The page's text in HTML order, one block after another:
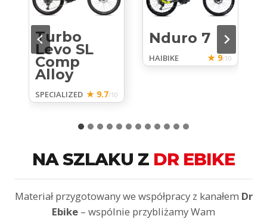
Turbo
Levo SL
Comp
Alloy
SPECIALIZED ★ 9.7/10
Nduro 7
HAIBIKE ★ 9/10
NA SZLAKU Z DR EBIKE
Materiał przygotowany we współpracy z kanałem Dr
Ebike – wspólnie przybliżamy Wam